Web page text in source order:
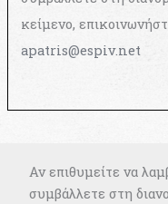
κείμενο,
apatris@espiv.net
Αν επιθυμείτε να
συμβάλλετε στη